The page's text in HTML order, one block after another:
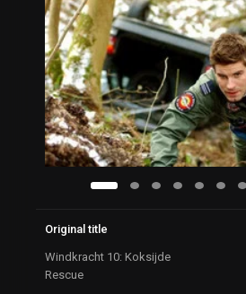
Original title
Windkracht 10: Koksijde
Rescue